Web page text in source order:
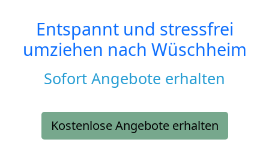
Entspannt und stressfrei
umziehen nach Wüschheim
Sofort Angebote erhalten
Kostenlose Angebote erhalten